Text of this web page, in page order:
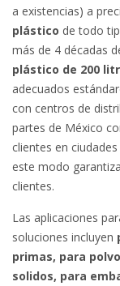
a existencias) a
plástico de todo
más de 4 décadas
plástico de 200
adecuados
con centros de
partes de México
clientes en
este modo
clientes.
Las aplicaciones
soluciones incluyen
primas, para
solidos, para